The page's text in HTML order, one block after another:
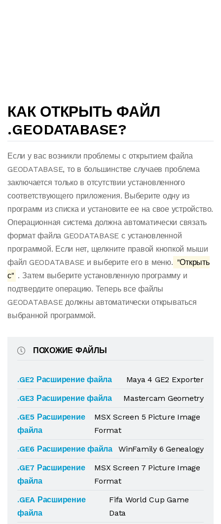
КАК ОТКРЫТЬ ФАЙЛ
.GEODATABASE?
Если у вас возникли проблемы с открытием файла
GEODATABASE, то в большинстве случаев проблема
заключается только в отсутствии установленного
соответствующего приложения. Выберите одну из
программ из списка и установите ее на свое устройство.
Операционная система должна автоматически связать
формат файла GEODATABASE с установленной
программой. Если нет, щелкните правой кнопкой мыши
файл GEODATABASE и выберите его в меню. "Открыть
с" . Затем выберите установленную программу и
подтвердите операцию. Теперь все файлы
GEODATABASE должны автоматически открываться
выбранной программой.
ПОХОЖИЕ ФАЙЛЫ
.GE2 Расширение файла
Maya 4 GE2 Exporter
.GE3 Расширение файла
Mastercam Geometry
.GE5 Расширение
файла
MSX Screen 5 Picture Image
Format
.GE6 Расширение файла
WinFamily 6 Genealogy
.GE7 Расширение
файла
MSX Screen 7 Picture Image
Format
.GEA Расширение
файла
Fifa World Cup Game
Data